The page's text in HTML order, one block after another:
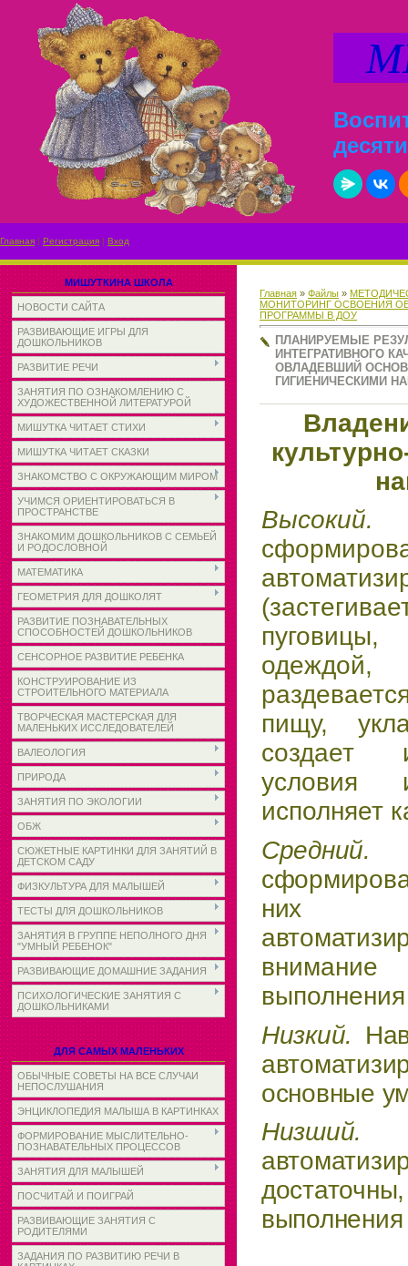
Главная | Регистрация | Вход
МИШУТКИНА ШКОЛА
НОВОСТИ САЙТА
РАЗВИВАЮЩИЕ ИГРЫ ДЛЯ
ДОШКОЛЬНИКОВ
РАЗВИТИЕ РЕЧИ
ЗАНЯТИЯ ПО ОЗНАКОМЛЕНИЮ С
ХУДОЖЕСТВЕННОЙ ЛИТЕРАТУРОЙ
МИШУТКА ЧИТАЕТ СТИХИ
МИШУТКА ЧИТАЕТ СКАЗКИ
ЗНАКОМСТВО С ОКРУЖАЮЩИМ МИРОМ
УЧИМСЯ ОРИЕНТИРОВАТЬСЯ В
ПРОСТРАНСТВЕ
ЗНАКОМИМ ДОШКОЛЬНИКОВ С СЕМЬЕЙ
И РОДОСЛОВНОЙ
МАТЕМАТИКА
ГЕОМЕТРИЯ ДЛЯ ДОШКОЛЯТ
РАЗВИТИЕ ПОЗНАВАТЕЛЬНЫХ
СПОСОБНОСТЕЙ ДОШКОЛЬНИКОВ
СЕНСОРНОЕ РАЗВИТИЕ РЕБЕНКА
КОНСТРУИРОВАНИЕ ИЗ
СТРОИТЕЛЬНОГО МАТЕРИАЛА
ТВОРЧЕСКАЯ МАСТЕРСКАЯ ДЛЯ
МАЛЕНЬКИХ ИССЛЕДОВАТЕЛЕЙ
ВАЛЕОЛОГИЯ
ПРИРОДА
ЗАНЯТИЯ ПО ЭКОЛОГИИ
ОБЖ
СЮЖЕТНЫЕ КАРТИНКИ ДЛЯ ЗАНЯТИЙ В
ДЕТСКОМ САДУ
ФИЗКУЛЬТУРА ДЛЯ МАЛЫШЕЙ
ТЕСТЫ ДЛЯ ДОШКОЛЬНИКОВ
ЗАНЯТИЯ В ГРУППЕ НЕПОЛНОГО ДНЯ
"УМНЫЙ РЕБЕНОК"
РАЗВИВАЮЩИЕ ДОМАШНИЕ ЗАДАНИЯ
ПСИХОЛОГИЧЕСКИЕ ЗАНЯТИЯ С
ДОШКОЛЬНИКАМИ
ДЛЯ САМЫХ МАЛЕНЬКИХ
ОБЫЧНЫЕ СОВЕТЫ НА ВСЕ СЛУЧАИ
НЕПОСЛУШАНИЯ
ЭНЦИКЛОПЕДИЯ МАЛЫША В КАРТИНКАХ
ФОРМИРОВАНИЕ МЫСЛИТЕЛЬНО-
ПОЗНАВАТЕЛЬНЫХ ПРОЦЕССОВ
ЗАНЯТИЯ ДЛЯ МАЛЫШЕЙ
ПОСЧИТАЙ И ПОИГРАЙ
РАЗВИВАЮЩИЕ ЗАНЯТИЯ С
РОДИТЕЛЯМИ
ЗАДАНИЯ ПО РАЗВИТИЮ РЕЧИ В
Главная » Файлы »
МОНИТОРИНГ ОСВОЕНИЯ
ПРОГРАММЫ В ДОУ
ПЛАНИРУЕМЫЕ
ИНТЕГРАТИВНОГО
ОВЛАДЕВШИЙ
ГИГИЕНИЧЕСКИМИ
пищу,
создает
условия
исполняет
них
Низкий.
основные
выполнения